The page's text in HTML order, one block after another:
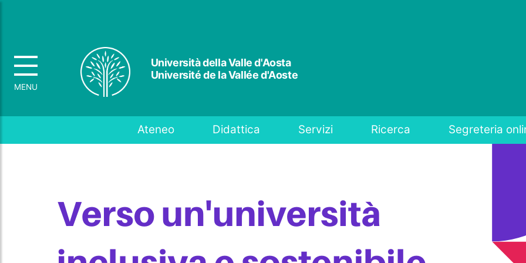
Università della Valle d'Aosta
Université de la Vallée d'Aoste
Ateneo Didattica Servizi Ricerca Segreteria